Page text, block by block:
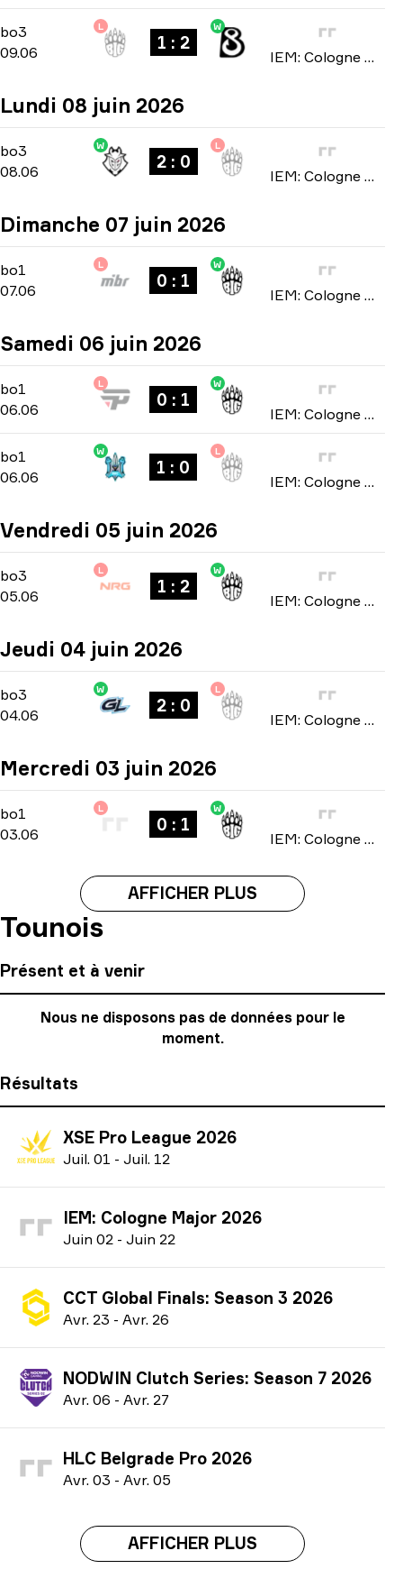
bo3
bo3
09.06
L
1 : 2
W
IEM: Cologne Major 2026
Lundi 08 juin 2026
bo3
bo3
08.06
W
2 : 0
L
IEM: Cologne Major 2026
Dimanche 07 juin 2026
bo1
bo1
07.06
L
0 : 1
W
IEM: Cologne Major 2026
Samedi 06 juin 2026
bo1
bo1
06.06
L
0 : 1
W
IEM: Cologne Major 2026
bo1
bo1
06.06
W
1 : 0
L
IEM: Cologne Major 2026
Vendredi 05 juin 2026
bo3
bo3
05.06
L
1 : 2
W
IEM: Cologne Major 2026
Jeudi 04 juin 2026
bo3
bo3
04.06
W
2 : 0
L
IEM: Cologne Major 2026
Mercredi 03 juin 2026
bo1
bo1
03.06
L
0 : 1
W
IEM: Cologne Major 2026
AFFICHER PLUS
Tounois
Présent et à venir
Nous ne disposons pas de données pour le
moment.
Résultats
XSE Pro League 2026
Juil. 01 - Juil. 12
IEM: Cologne Major 2026
Juin 02 - Juin 22
CCT Global Finals: Season 3 2026
Avr. 23 - Avr. 26
NODWIN Clutch Series: Season 7 2026
Avr. 06 - Avr. 27
HLC Belgrade Pro 2026
Avr. 03 - Avr. 05
AFFICHER PLUS